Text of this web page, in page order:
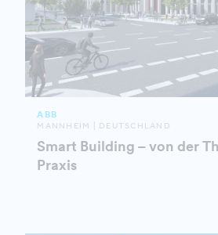
ABB
MANNHEIM | DEUTSCHLAND
Smart Building – von der
Praxis